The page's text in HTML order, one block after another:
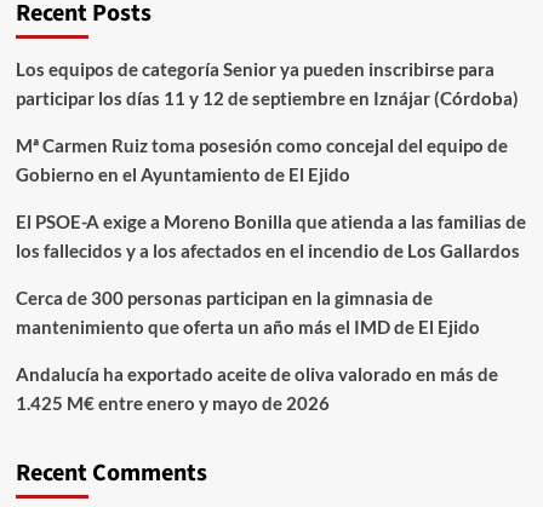
Recent Posts
Los equipos de categoría Senior ya pueden inscribirse para
participar los días 11 y 12 de septiembre en Iznájar (Córdoba)
Mª Carmen Ruiz toma posesión como concejal del equipo de
Gobierno en el Ayuntamiento de El Ejido
El PSOE-A exige a Moreno Bonilla que atienda a las familias de
los fallecidos y a los afectados en el incendio de Los Gallardos
Cerca de 300 personas participan en la gimnasia de
mantenimiento que oferta un año más el IMD de El Ejido
Andalucía ha exportado aceite de oliva valorado en más de
1.425 M€ entre enero y mayo de 2026
Recent Comments